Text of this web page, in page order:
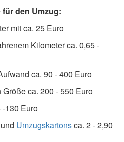
den Umzug:
mit ca. 25 Euro
Kilometer ca. 0,65 -
ca. 90 - 400 Euro
ca. 200 - 550 Euro
-130 Euro
Umzugskartonsca. 2 - 2,90